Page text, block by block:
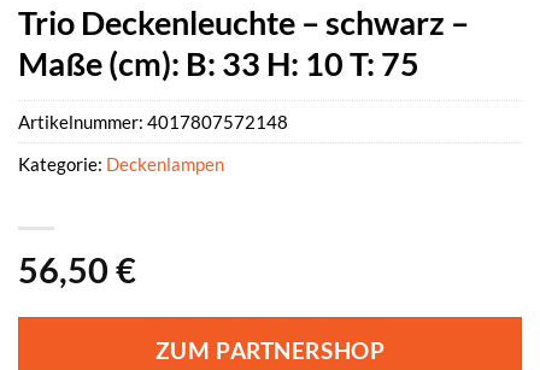
Trio Deckenleuchte – schwarz –
Maße (cm): B: 33 H: 10 T: 75
56,50 €
ZUM PARTNERSHOP
Artikelnummer: 4017807572148
Kategorie: Deckenlampen